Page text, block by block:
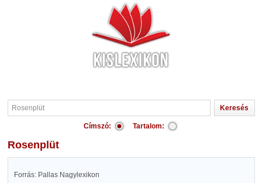
Címszó: Tartalom:
Rosenplüt
Forrás: Pallas Nagylexikon